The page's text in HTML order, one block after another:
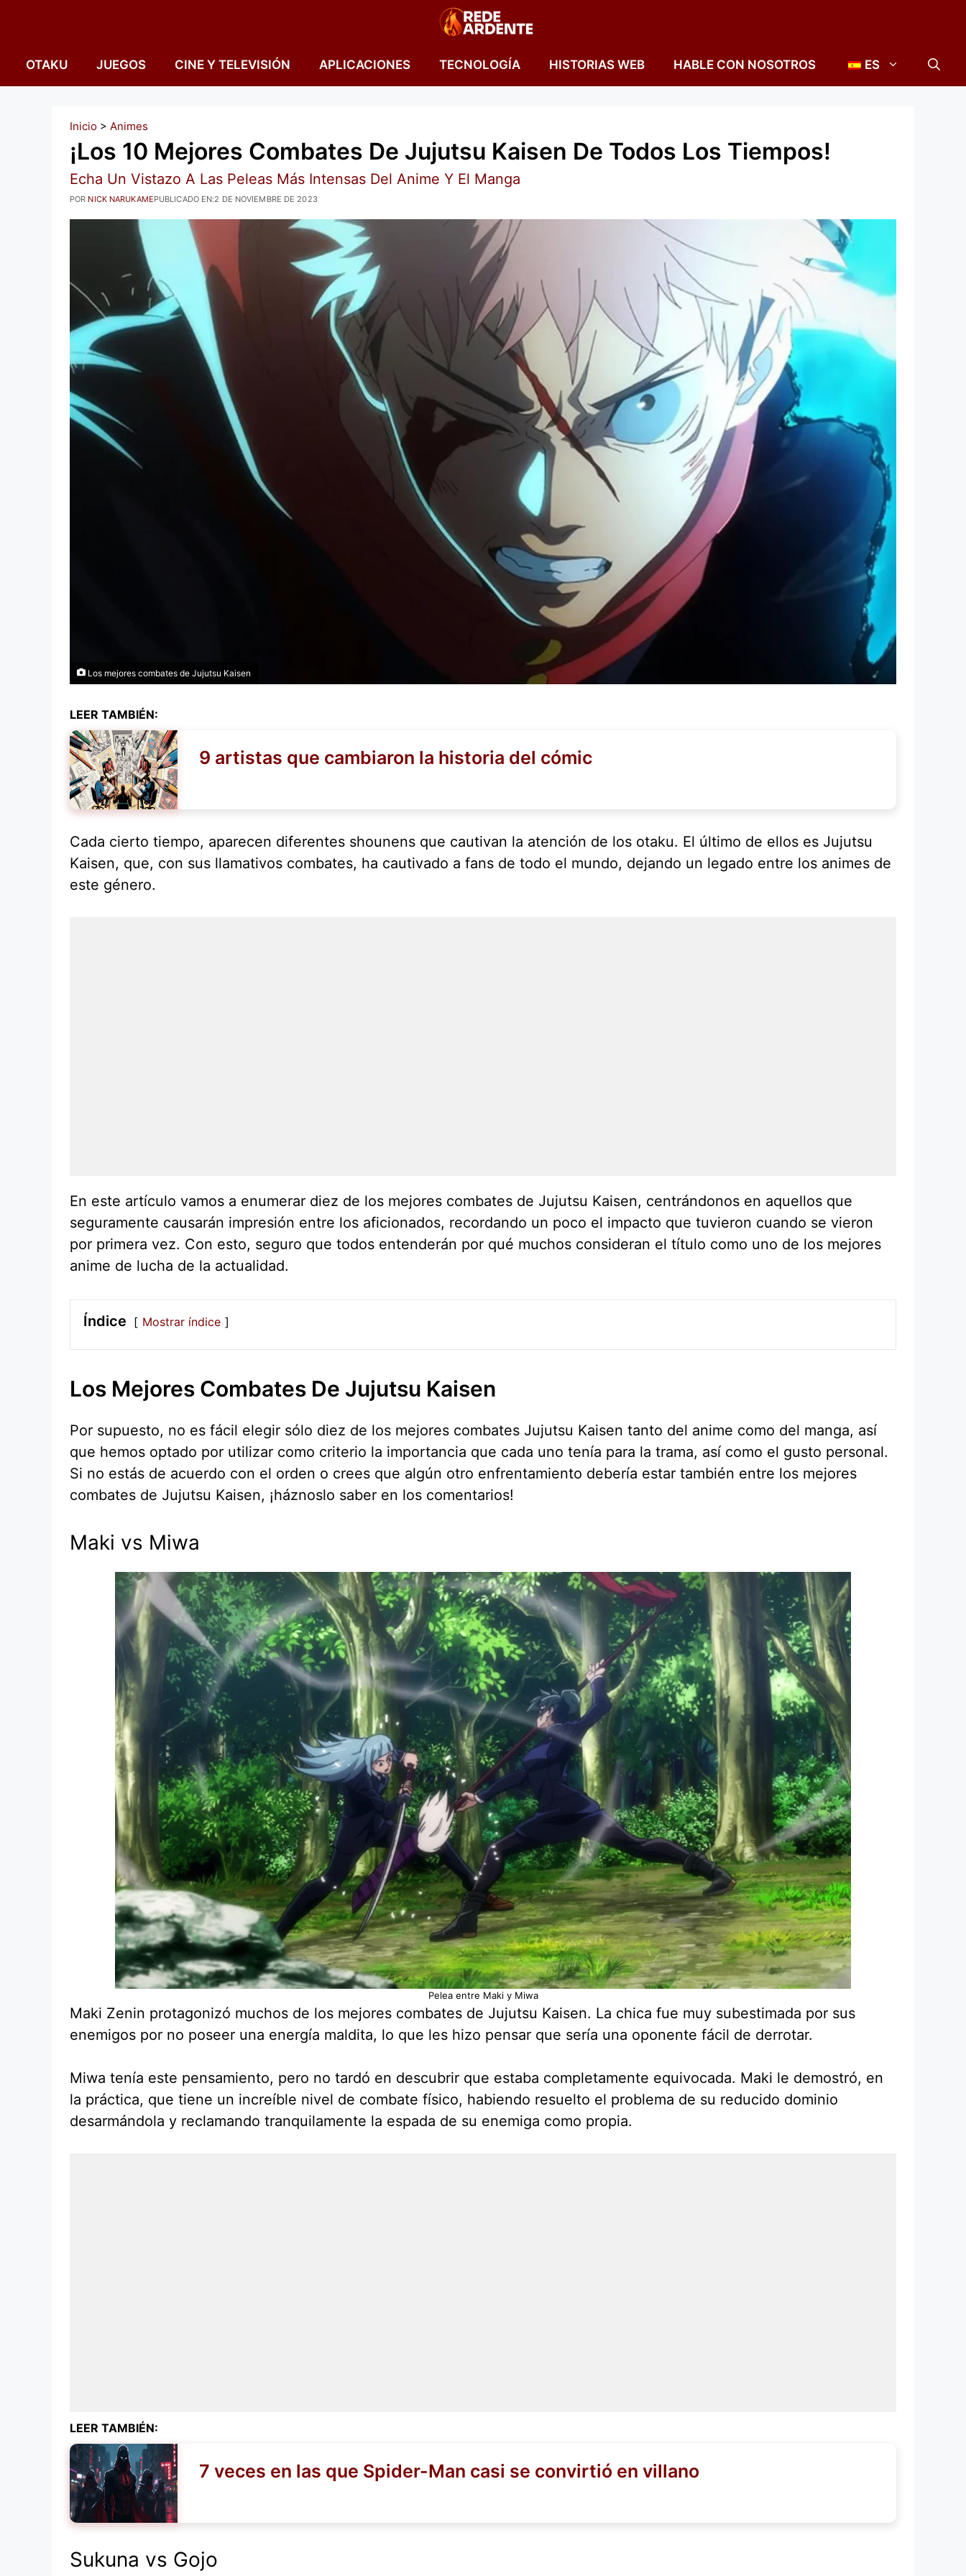
OTAKU JUEGOS CINE Y TELEVISIÓN APLICACIONES TECNOLOGÍA HISTORIAS WEB HABLE CON NOSOTROS ES
Inicio > Animes
¡Los 10 Mejores Combates De Jujutsu Kaisen De Todos Los Tiempos!
Echa Un Vistazo A Las Peleas Más Intensas Del Anime Y El Manga
PUBLICADO EN:2 DE NOVIEMBRE DE 2023
POR NICK NARUKAME
Los mejores combates de Jujutsu Kaisen
LEER TAMBIÉN:
9 artistas que cambiaron la historia del cómic
Cada cierto tiempo, aparecen diferentes shounens que cautivan la atención de los otaku. El último de ellos es Jujutsu
Kaisen, que, con sus llamativos combates, ha cautivado a fans de todo el mundo, dejando un legado entre los animes de
este género.
En este artículo vamos a enumerar diez de los mejores combates de Jujutsu Kaisen, centrándonos en aquellos que
seguramente causarán impresión entre los aficionados, recordando un poco el impacto que tuvieron cuando se vieron
por primera vez. Con esto, seguro que todos entenderán por qué muchos consideran el título como uno de los mejores
anime de lucha de la actualidad.
Índice Mostrar índice
Los Mejores Combates De Jujutsu Kaisen
Por supuesto, no es fácil elegir sólo diez de los mejores combates Jujutsu Kaisen tanto del anime como del manga, así
que hemos optado por utilizar como criterio la importancia que cada uno tenía para la trama, así como el gusto personal.
Si no estás de acuerdo con el orden o crees que algún otro enfrentamiento debería estar también entre los mejores
combates de Jujutsu Kaisen, ¡háznoslo saber en los comentarios!
Maki vs Miwa
Pelea entre Maki y Miwa
Maki Zenin protagonizó muchos de los mejores combates de Jujutsu Kaisen. La chica fue muy subestimada por sus
enemigos por no poseer una energía maldita, lo que les hizo pensar que sería una oponente fácil de derrotar.
Miwa tenía este pensamiento, pero no tardó en descubrir que estaba completamente equivocada. Maki le demostró, en
la práctica, que tiene un increíble nivel de combate físico, habiendo resuelto el problema de su reducido dominio
desarmándola y reclamando tranquilamente la espada de su enemiga como propia.
LEER TAMBIÉN:
7 veces en las que Spider-Man casi se convirtió en villano
Sukuna vs Gojo